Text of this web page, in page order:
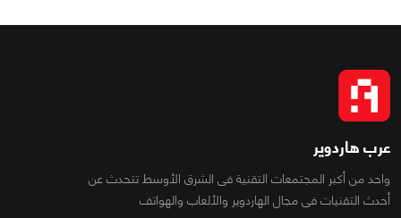
عرب هاردوير
واحد من أكبر المجتمعات التقنية فى الشرق الأوسط تتحدث عن
أحدث التقنيات فى مجال الهاردوير والألعاب والهواتف